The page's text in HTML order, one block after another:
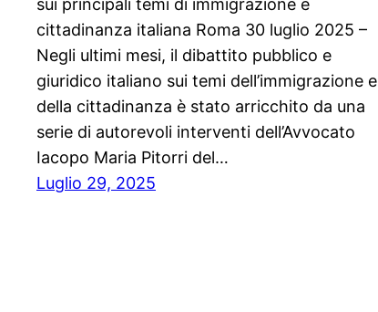
sui principali temi di immigrazione e
cittadinanza italiana Roma 30 luglio 2025 –
Negli ultimi mesi, il dibattito pubblico e
giuridico italiano sui temi dell’immigrazione e
della cittadinanza è stato arricchito da una
serie di autorevoli interventi dell’Avvocato
Iacopo Maria Pitorri del…
Luglio 29, 2025